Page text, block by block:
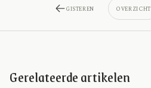
GISTEREN OVERZICHT
Gerelateerde artikelen